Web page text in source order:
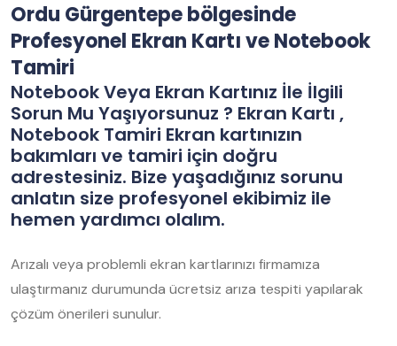
Ordu Gürgentepe bölgesinde
Profesyonel Ekran Kartı ve Notebook
Tamiri
Notebook Veya Ekran Kartınız İle İlgili
Sorun Mu Yaşıyorsunuz ? Ekran Kartı ,
Notebook Tamiri Ekran kartınızın
bakımları ve tamiri için doğru
adrestesiniz. Bize yaşadığınız sorunu
anlatın size profesyonel ekibimiz ile
hemen yardımcı olalım.
Arızalı veya problemli ekran kartlarınızı firmamıza
ulaştırmanız durumunda ücretsiz arıza tespiti yapılarak
çözüm önerileri sunulur.